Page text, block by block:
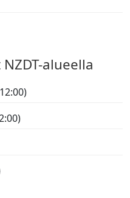
alueella